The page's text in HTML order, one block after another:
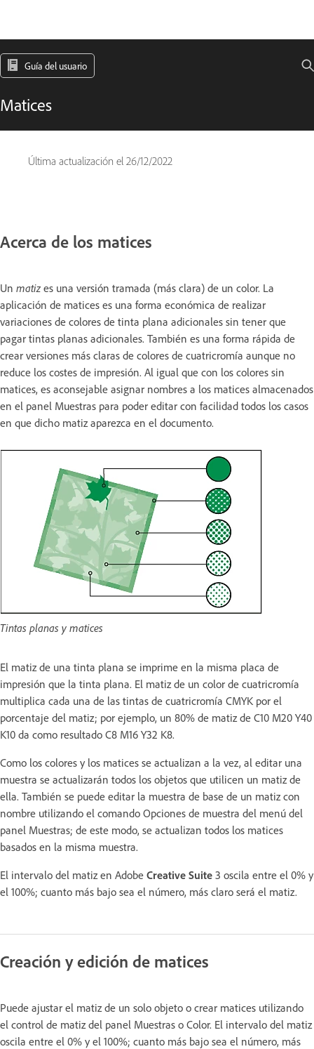
Guía del usuario
Matices
Última actualización el 26/12/2022
Acerca de los matices
Un matiz es una versión tramada (más clara) de un color. La
aplicación de matices es una forma económica de realizar
variaciones de colores de tinta plana adicionales sin tener que
pagar tintas planas adicionales. También es una forma rápida de
crear versiones más claras de colores de cuatricromía aunque no
reduce los costes de impresión. Al igual que con los colores sin
matices, es aconsejable asignar nombres a los matices almacenados
en el panel Muestras para poder editar con facilidad todos los casos
en que dicho matiz aparezca en el documento.
Tintas planas y matices
El matiz de una tinta plana se imprime en la misma placa de
impresión que la tinta plana. El matiz de un color de cuatricromía
multiplica cada una de las tintas de cuatricromía CMYK por el
porcentaje del matiz; por ejemplo, un 80% de matiz de C10 M20 Y40
K10 da como resultado C8 M16 Y32 K8.
Como los colores y los matices se actualizan a la vez, al editar una
muestra se actualizarán todos los objetos que utilicen un matiz de
ella. También se puede editar la muestra de base de un matiz con
nombre utilizando el comando Opciones de muestra del menú del
panel Muestras; de este modo, se actualizan todos los matices
basados en la misma muestra.
El intervalo del matiz en Adobe Creative Suite 3 oscila entre el 0% y
el 100%; cuanto más bajo sea el número, más claro será el matiz.
Creación y edición de matices
Puede ajustar el matiz de un solo objeto o crear matices utilizando
el control de matiz del panel Muestras o Color. El intervalo del matiz
oscila entre el 0% y el 100%; cuanto más bajo sea el número, más